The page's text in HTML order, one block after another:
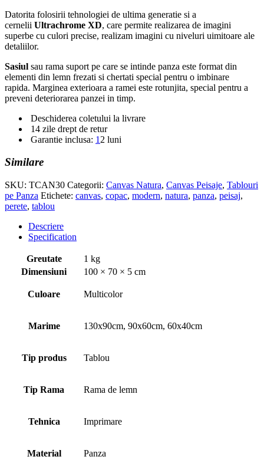
Datorita folosirii tehnologiei de ultima generatie si a
cernelii Ultrachrome XD, care permite realizarea de imagini
superbe cu culori precise, realizam imagini cu niveluri uimitoare ale
detaliilor.
Sasiul sau rama suport pe care se intinde panza este format din
elementi din lemn frezati si chertati special pentru o imbinare
rapida. Marginea exterioara a ramei este rotunjita, special pentru a
preveni deteriorarea panzei in timp.
Deschiderea coletului la livrare
14 zile drept de retur
Garantie inclusa: 1 2 luni
Similare
SKU: TCAN30 Categorii: Canvas Natura, Canvas Peisaje, Tablouri
pe Panza Etichete: canvas, copac, modern, natura, panza, peisaj,
perete, tablou
Descriere
Specification
Greutate
1 kg
Dimensiuni
100 × 70 × 5 cm
Culoare Multicolor
Marime 130x90cm, 90x60cm, 60x40cm
Tip produs Tablou
Tip Rama Rama de lemn
Tehnica Imprimare
Material Panza